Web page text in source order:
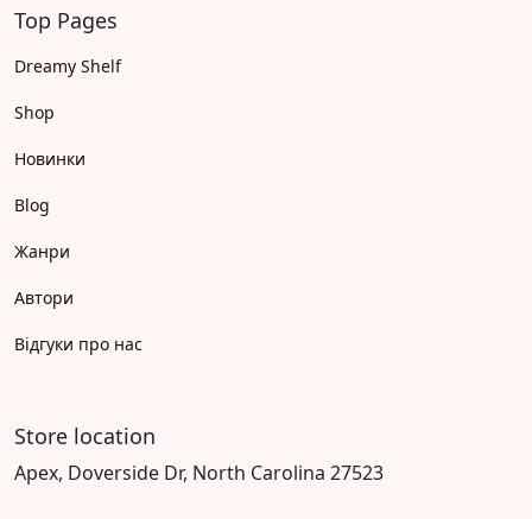
Top Pages
Dreamy Shelf
Shop
Новинки
Blog
Жанри
Автори
Відгуки про нас
Store location
Apex, Doverside Dr, North Carolina 27523